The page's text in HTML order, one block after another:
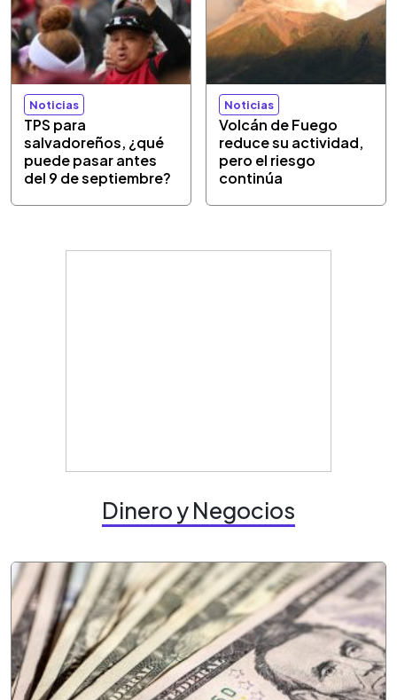
Noticias
TPS para
salvadoreños, ¿qué
puede pasar antes
del 9 de septiembre?
Noticias
Volcán de Fuego
reduce su actividad,
pero el riesgo
continúa
Dinero y Negocios